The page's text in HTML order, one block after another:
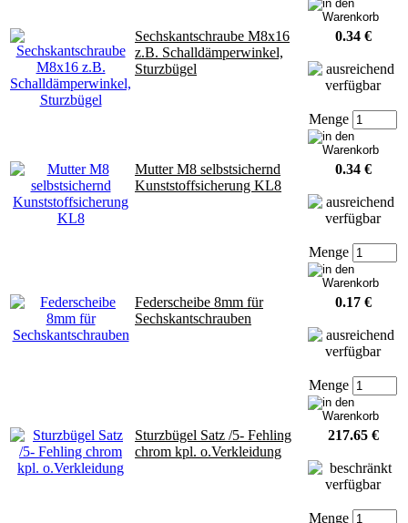
Sechskantschraube M8x16
z.B. Schalldämperwinkel,
Sturzbügel
0.34 €
Menge
Mutter M8 selbstsichernd
Kunststoffsicherung KL8
0.34 €
Menge
Federscheibe 8mm für
Sechskantschrauben
0.17 €
Menge
Sturzbügel Satz /5- Fehling
chrom kpl. o.Verkleidung
217.65 €
Menge